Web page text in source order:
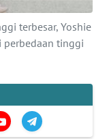
terbesar, Yoshie
perbedaan tinggi